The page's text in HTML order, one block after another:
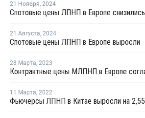
21 Ноября, 2024
Спотовые цены ЛПНП в Европе снизились
21 Августа, 2024
Спотовые цены ЛПНП в Европе выросли
28 Марта, 2023
11 Марта, 2022